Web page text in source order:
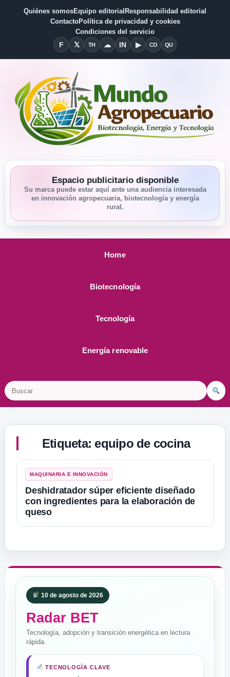
Quiénes somosEquipo editorial Responsabilidad editorial
ContactoPolítica de privacidad y cookies
Condiciones del servicio
FFacebook
𝕏
X THThreads
☁Bluesky
INLinkedin
▶YouTube
COCondiciones del Servicio
QUQuiénes somos
Espacio publicitario disponible
Su marca puede estar aquí ante una audiencia interesada
en innovación agropecuaria, biotecnología y energía
rural.
Home
Biotecnología
Tecnología
Energía renovable
Etiqueta: equipo de cocina
MAQUINARIA E INNOVACIÓN
Deshidratador súper eficiente diseñado
con ingredientes para la elaboración de
queso
10 de agosto de 2026
Radar BET
Tecnología, adopción y transición energética en lectura
rápida.
TECNOLOGÍA CLAVE